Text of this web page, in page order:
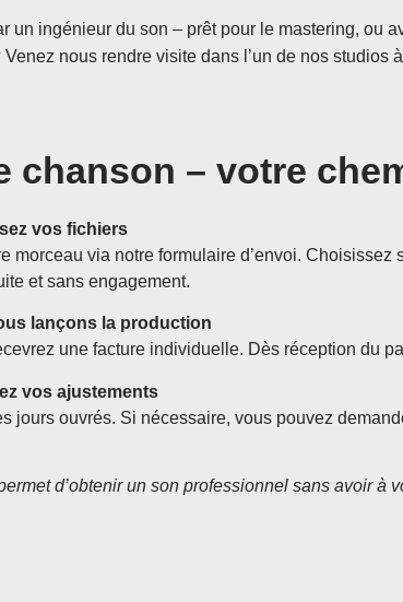
un ingénieur du son – prêt pour le mastering, ou
nous rendre visite dans l’un de nos studios à
chanson – votre
vos fichiers
morceau via notre formulaire d’envoi.
et sans engagement.
lançons la production
une facture individuelle. Dès réception du
vos ajustements
jours ouvrés. Si nécessaire, vous pouvez
d’obtenir un son professionnel sans avoir à